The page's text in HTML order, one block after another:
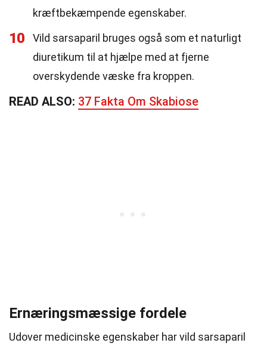
kræftbekæmpende egenskaber.
10
Vild sarsaparil bruges også som et naturligt
diuretikum til at hjælpe med at fjerne
overskydende væske fra kroppen.
READ ALSO: 37 Fakta Om Skabiose
Ernæringsmæssige fordele
Udover medicinske egenskaber har vild sarsaparil